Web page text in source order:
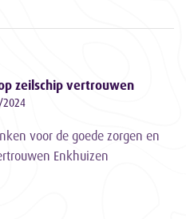
zeilschip vertrouwen
voor de goede zorgen en
Enkhuizen